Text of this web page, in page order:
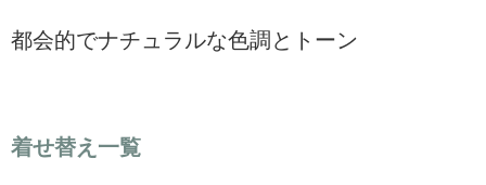
都会的でナチュラルな色調とトーン
着せ替え一覧